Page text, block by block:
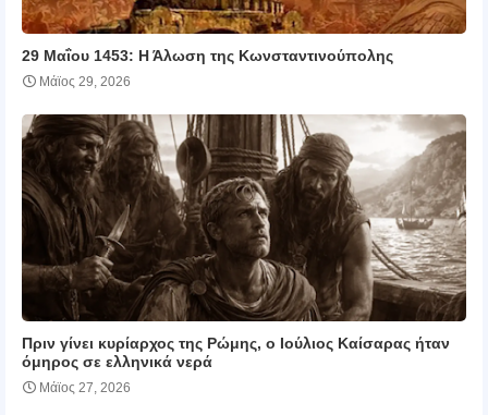
29 Μαΐου 1453: Η Άλωση της Κωνσταντινούπολης
Μάϊος 29, 2026
Πριν γίνει κυρίαρχος της Ρώμης, ο Ιούλιος Καίσαρας ήταν
όμηρος σε ελληνικά νερά
Μάϊος 27, 2026